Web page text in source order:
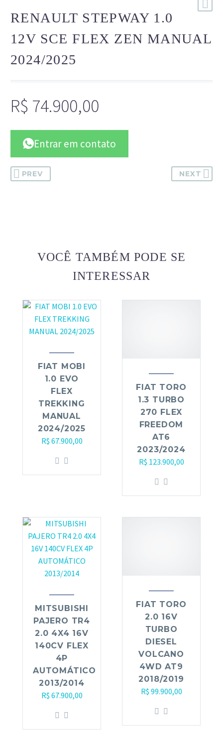
RENAULT STEPWAY 1.0
12V SCE FLEX ZEN MANUAL
2024/2025
R$ 74.900,00
Entrar em contato
PREV NEXT
VOCÊ TAMBÉM PODE SE
INTERESSAR
FIAT MOBI
1.0 EVO
FLEX
TREKKING
MANUAL
2024/2025
R$ 67.900,00
FIAT TORO
1.3 TURBO
270 FLEX
FREEDOM
AT6
2023/2024
R$ 123.900,00
MITSUBISHI
PAJERO TR4
2.0 4X4 16V
140CV FLEX
4P
AUTOMÁTICO
2013/2014
R$ 67.900,00
FIAT TORO
2.0 16V
TURBO
DIESEL
VOLCANO
4WD AT9
2018/2019
R$ 99.900,00